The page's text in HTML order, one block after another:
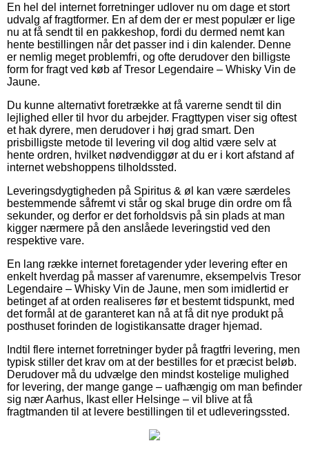
En hel del internet forretninger udlover nu om dage et stort
udvalg af fragtformer. En af dem der er mest populær er lige
nu at få sendt til en pakkeshop, fordi du dermed nemt kan
hente bestillingen når det passer ind i din kalender. Denne
er nemlig meget problemfri, og ofte derudover den billigste
form for fragt ved køb af Tresor Legendaire – Whisky Vin de
Jaune.
Du kunne alternativt foretrække at få varerne sendt til din
lejlighed eller til hvor du arbejder. Fragttypen viser sig oftest
et hak dyrere, men derudover i høj grad smart. Den
prisbilligste metode til levering vil dog altid være selv at
hente ordren, hvilket nødvendiggør at du er i kort afstand af
internet webshoppens tilholdssted.
Leveringsdygtigheden på Spiritus & øl kan være særdeles
bestemmende såfremt vi står og skal bruge din ordre om få
sekunder, og derfor er det forholdsvis på sin plads at man
kigger nærmere på den anslåede leveringstid ved den
respektive vare.
En lang række internet foretagender yder levering efter en
enkelt hverdag på masser af varenumre, eksempelvis Tresor
Legendaire – Whisky Vin de Jaune, men som imidlertid er
betinget af at orden realiseres før et bestemt tidspunkt, med
det formål at de garanteret kan nå at få dit nye produkt på
posthuset forinden de logistikansatte drager hjemad.
Indtil flere internet forretninger byder på fragtfri levering, men
typisk stiller det krav om at der bestilles for et præcist beløb.
Derudover må du udvælge den mindst kostelige mulighed
for levering, der mange gange – uafhængig om man befinder
sig nær Aarhus, Ikast eller Helsinge – vil blive at få
fragtmanden til at levere bestillingen til et udleveringssted.